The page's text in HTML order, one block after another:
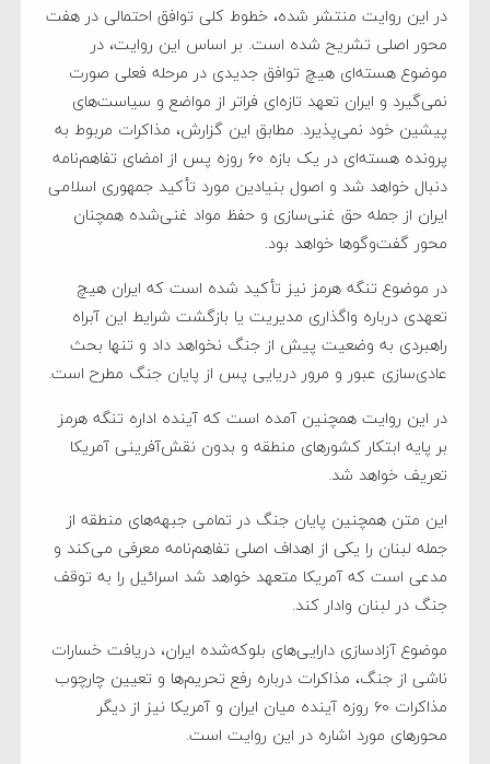
در این روایت منتشر شده، خطوط کلی توافق احتمالی در هفت
محور اصلی تشریح شده است. بر اساس این روایت، در
موضوع هسته‌ای هیچ توافق جدیدی در مرحله فعلی صورت
نمی‌گیرد و ایران تعهد تازه‌ای فراتر از مواضع و سیاست‌های
پیشین خود نمی‌پذیرد. مطابق این گزارش، مذاکرات مربوط به
پرونده هسته‌ای در یک بازه ۶۰ روزه پس از امضای تفاهم‌نامه
دنبال خواهد شد و اصول بنیادین مورد تأکید جمهوری اسلامی
ایران از جمله حق غنی‌سازی و حفظ مواد غنی‌شده همچنان
محور گفت‌وگوها خواهد بود.
در موضوع تنگه هرمز نیز تأکید شده است که ایران هیچ
تعهدی درباره واگذاری مدیریت یا بازگشت شرایط این آبراه
راهبردی به وضعیت پیش از جنگ نخواهد داد و تنها بحث
عادی‌سازی عبور و مرور دریایی پس از پایان جنگ مطرح است.
در این روایت همچنین آمده است که آینده اداره تنگه هرمز
بر پایه ابتکار کشورهای منطقه و بدون نقش‌آفرینی آمریکا
تعریف خواهد شد.
این متن همچنین پایان جنگ در تمامی جبهه‌های منطقه از
جمله لبنان را یکی از اهداف اصلی تفاهم‌نامه معرفی می‌کند و
مدعی است که آمریکا متعهد خواهد شد اسرائیل را به توقف
جنگ در لبنان وادار کند.
موضوع آزادسازی دارایی‌های بلوکه‌شده ایران، دریافت خسارات
ناشی از جنگ، مذاکرات درباره رفع تحریم‌ها و تعیین چارچوب
مذاکرات ۶۰ روزه آینده میان ایران و آمریکا نیز از دیگر
محورهای مورد اشاره در این روایت است.